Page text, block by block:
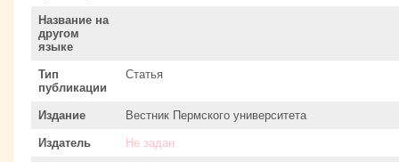
Название на
другом
языке
Тип
публикации
Статья
Издание Вестник Пермского университета
Издатель Не задан